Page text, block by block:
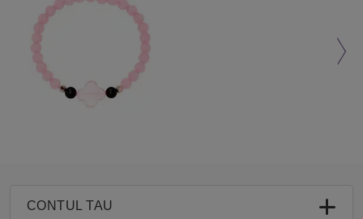
CONTUL TAU